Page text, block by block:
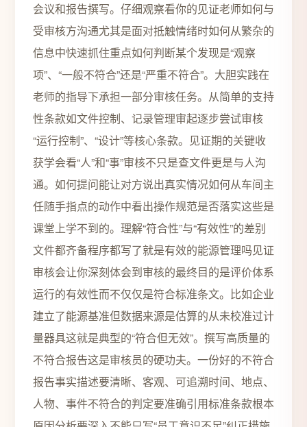
会议和报告撰写。仔细观察看你的见证老师如何与
受审核方沟通尤其是面对抵触情绪时如何从繁杂的
信息中快速抓住重点如何判断某个发现是“观察
项”、“一般不符合”还是“严重不符合”。大胆实践在
老师的指导下承担一部分审核任务。从简单的支持
性条款如文件控制、记录管理审起逐步尝试审核
“运行控制”、“设计”等核心条款。见证期的关键收
获学会看“人”和“事”审核不只是查文件更是与人沟
通。如何提问能让对方说出真实情况如何从车间主
任随手指点的动作中看出操作规范是否落实这些是
课堂上学不到的。理解“符合性”与“有效性”的差别
文件都齐备程序都写了就是有效的能源管理吗见证
审核会让你深刻体会到审核的最终目的是评价体系
运行的有效性而不仅仅是符合标准条文。比如企业
建立了能源基准但数据来源是估算的从未校准过计
量器具这就是典型的“符合但无效”。撰写高质量的
不符合报告这是审核员的硬功夫。一份好的不符合
报告事实描述要清晰、客观、可追溯时间、地点、
人物、事件不符合的判定要准确引用标准条款根本